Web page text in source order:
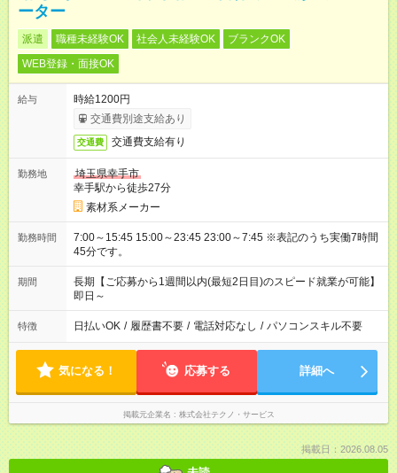
ーター
派遣 職種未経験OK 社会人未経験OK
ブランクOK
WEB登録・面接OK
給与
時給1200円
交通費別途支給あり
交通費 交通費支給有り
勤務地
埼玉県幸手市
幸手駅から徒歩27分
素材系メーカー
勤務時間
7:00～15:45 15:00～23:45 23:00～7:45 ※表記のうち実働7時間
45分です。
期間
長期【ご応募から1週間以内(最短2日目)のスピード就業が可能】
即日～
特徴 日払いOK / 履歴書不要 / 電話対応なし / パソコンスキル不要
気になる！ 応募する 詳細へ
掲載元企業名 株式会社テクノ・サービス
掲載日：2026.08.05